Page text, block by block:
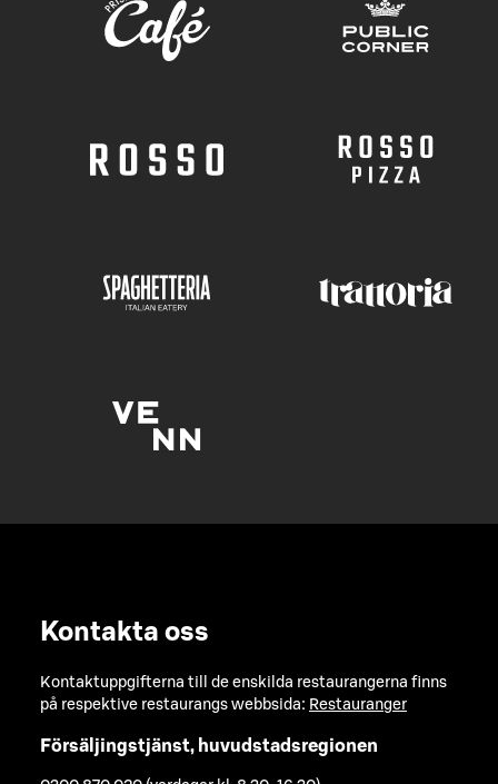
Kontakta oss
Kontaktuppgifterna till de enskilda restaurangerna finns
på respektive restaurangs webbsida: Restauranger
Försäljingstjänst, huvudstadsregionen